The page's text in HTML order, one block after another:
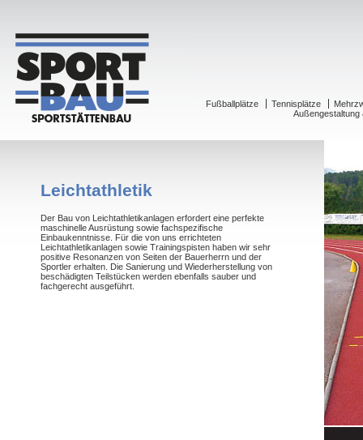
Fußballplätze Tennisplätze
Außengestaltung
Leichtathletik
Der Bau von Leichtathletikanlagen erfordert eine perfekte
maschinelle Ausrüstung sowie fachspezifische
Einbaukenntnisse. Für die von uns errichteten
Leichtathletikanlagen sowie Trainingspisten haben wir sehr
positive Resonanzen von Seiten der Bauerherrn und der
Sportler erhalten. Die Sanierung und Wiederherstellung von
beschädigten Teilstücken werden ebenfalls sauber und
fachgerecht ausgeführt.